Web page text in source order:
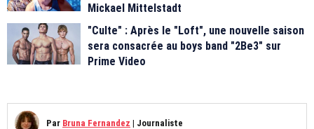
Mickael Mittelstadt
"Culte" : Après le "Loft", une nouvelle saison
sera consacrée au boys band "2Be3" sur
Prime Video
Par Bruna Fernandez | Journaliste